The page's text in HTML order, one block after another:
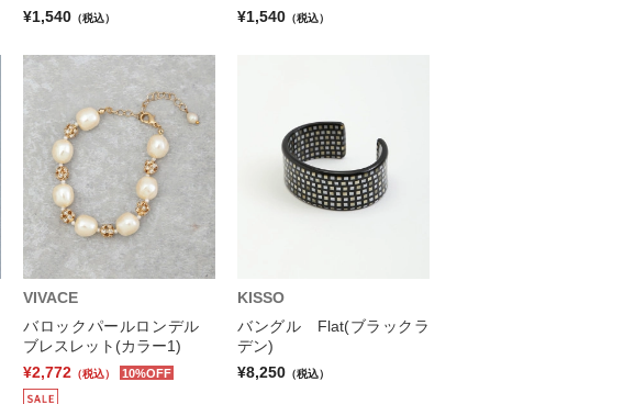
¥1,540 （税込）
¥1,540 （税込）
VIVACE
バロックパールロンデル
ブレスレット(カラー1)
¥2,772 （税込） 10%OFF
KISSO
バングル Flat(ブラックラ
デン)
¥8,250 （税込）